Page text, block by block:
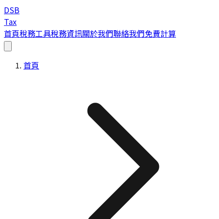
DSB
Tax
首頁稅務工具稅務資訊關於我們聯絡我們免費計算
首頁